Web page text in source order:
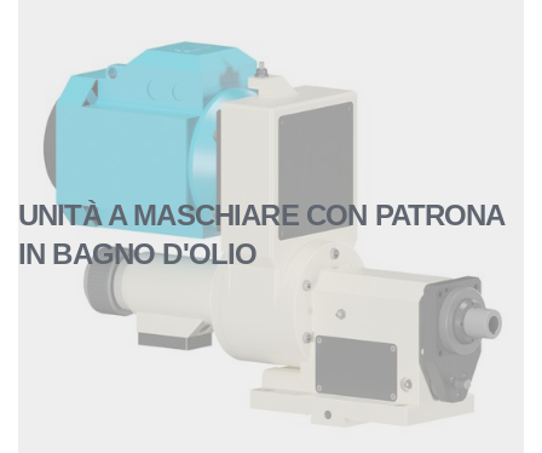
UNITÀ A MASCHIARE CON PATRONA
IN BAGNO D'OLIO